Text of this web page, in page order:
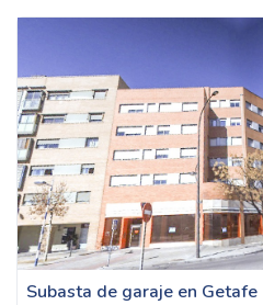
Subasta de garaje en Getafe